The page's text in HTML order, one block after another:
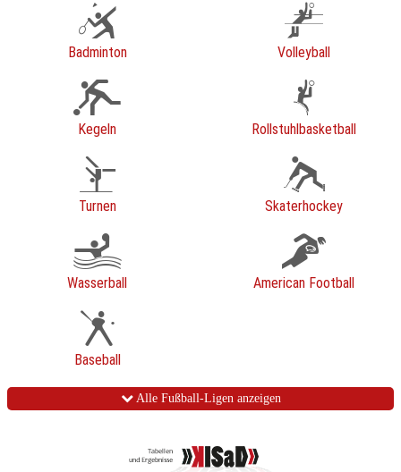
Badminton Volleyball
Kegeln Rollstuhlbasketball
Turnen Skaterhockey
Wasserball American Football
Baseball
Alle Fußball-Ligen anzeigen